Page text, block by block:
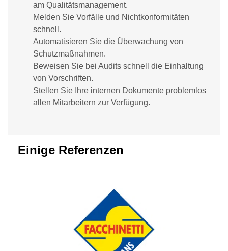
am Qualitätsmanagement.
Melden Sie Vorfälle und Nichtkonformitäten
schnell.
Automatisieren Sie die Überwachung von
Schutzmaßnahmen.
Beweisen Sie bei Audits schnell die Einhaltung
von Vorschriften.
Stellen Sie Ihre internen Dokumente problemlos
allen Mitarbeitern zur Verfügung.
Einige Referenzen